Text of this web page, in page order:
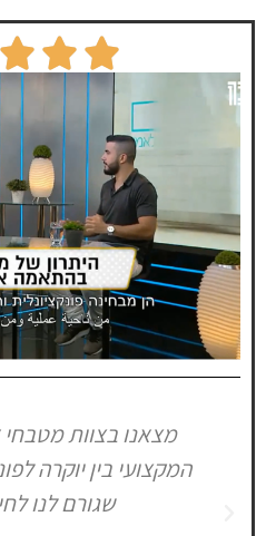
קולקציות
מטבחי ארבל עמדו בכל
יחס אישי, איכות ברמה
שלא היית